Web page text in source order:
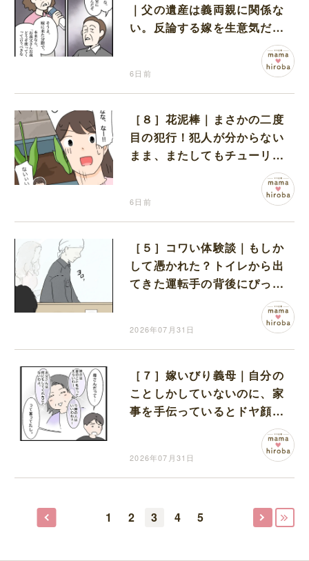
｜父の遺産は義両親に関係な
い。反論する嫁を生意気だと
6日前
［８］花泥棒｜まさかの二度
目の犯行！犯人が分からない
まま、またしてもチューリッ
プの花だけが摘み取られた
6日前
［５］コワい体験談｜もしか
して憑かれた？トイレから出
てきた運転手の背後にぴった
2026年07月31日
［７］嫁いびり義母｜自分の
ことしかしていないのに、家
事を手伝っているとドヤ顔す
る夫に開いた口が塞がらない
2026年07月31日
1 2 3 4 5